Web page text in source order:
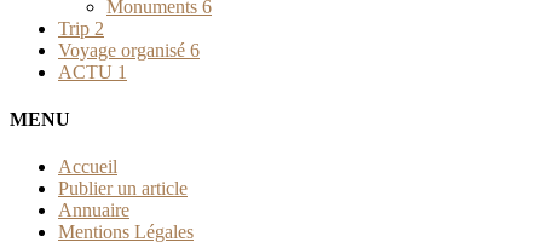
Monuments 6
Trip 2
Voyage organisé 6
ACTU 1
MENU
Accueil
Publier un article
Annuaire
Mentions Légales